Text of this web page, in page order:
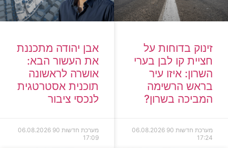
זינוק בדוחות על
חציית קו לבן בערי
השרון: איזו עיר
בראש הרשימה
המביכה בשרון?
מערכת חדשות 90
06.08.2026
17:24
אבן יהודה מתכננת
את העשור הבא:
אושרה לראשונה
תוכנית אסטרטגית
לנכסי ציבור
מערכת חדשות 90
06.08.2026
17:09